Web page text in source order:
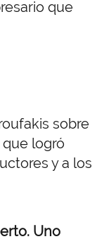
que
sobre
logró
y a los
Uno